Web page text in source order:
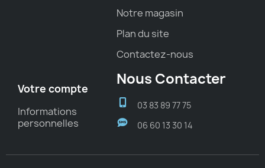
Notre magasin
Plan du site
Contactez-nous
Votre compte
Informations
personnelles
Nous Contacter
03 83 89 77 75
06 60 13 30 14